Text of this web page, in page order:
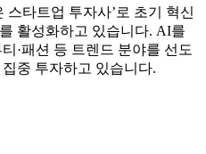
스타트업 투자사’로 초기 혁신
활성화하고 있습니다. AI를
·패션 등 트렌드 분야를 선도
중 투자하고 있습니다.